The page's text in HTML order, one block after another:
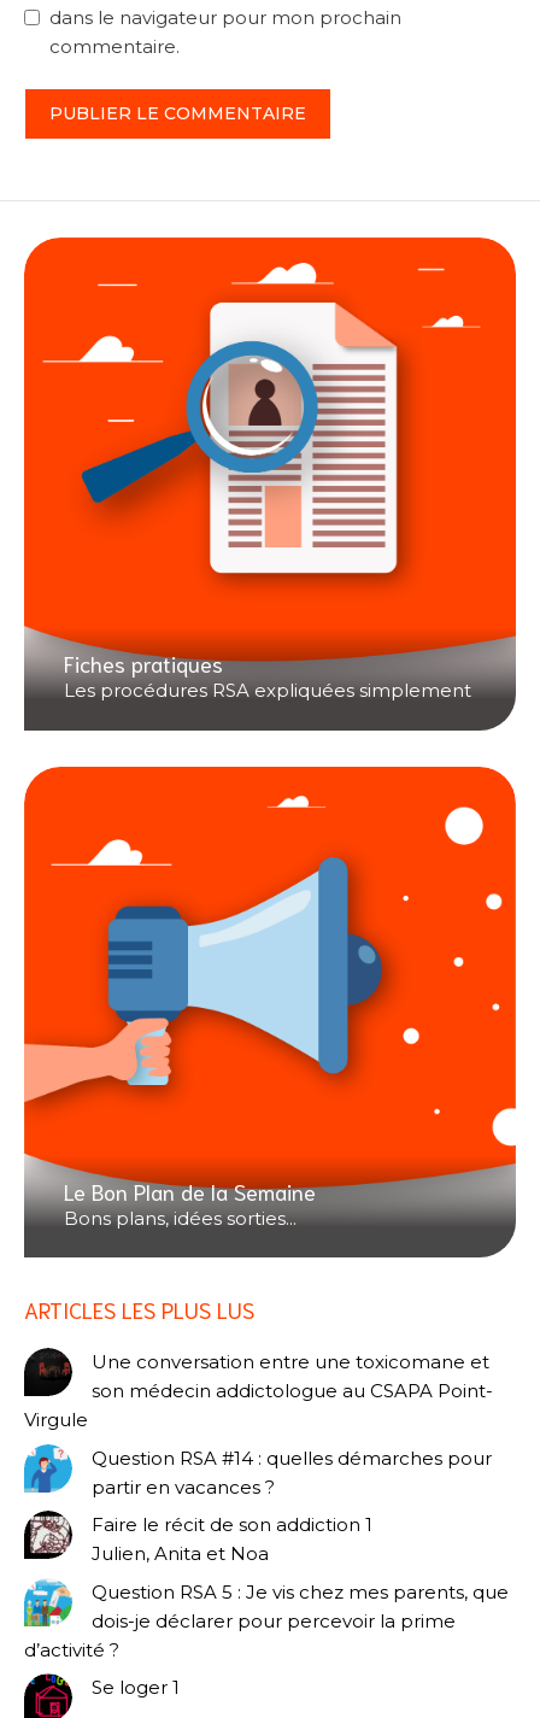
dans le navigateur pour mon prochain
commentaire.
Fiches pratiques
Les procédures RSA expliquées simplement
Le Bon Plan de la Semaine
Bons plans, idées sorties...
ARTICLES LES PLUS LUS
Une conversation entre une toxicomane et
son médecin addictologue au CSAPA Point-
Virgule
Question RSA #14 : quelles démarches pour
partir en vacances ?
Faire le récit de son addiction 1
Julien, Anita et Noa
Question RSA 5 : Je vis chez mes parents, que
dois-je déclarer pour percevoir la prime
d’activité ?
Se loger 1